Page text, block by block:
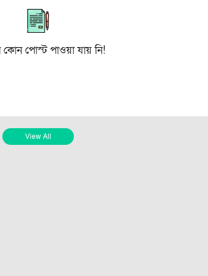
কোন পোস্ট পাওয়া যায় নি!
View All